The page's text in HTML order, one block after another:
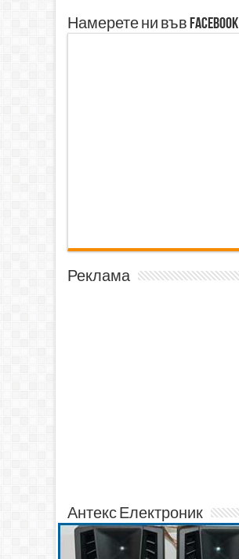
Намерете ни във Facebook
Реклама
Антекс Електроник